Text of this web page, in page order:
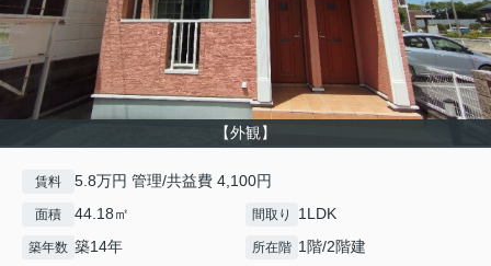
【外観】
賃料 5.8万円 管理/共益費 4,100円
面積 44.18㎡ 間取り 1LDK
築年数 築14年 所在階 1階/2階建